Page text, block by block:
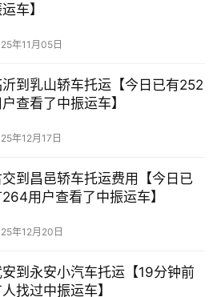
车】
年11月05日
沂到乳山轿车托运【今日已有252
户查看了中振运车】
年12月17日
交到昌邑轿车托运费用【今日已
264用户查看了中振运车】
年12月20日
安到永安小汽车托运【19分钟前
找过中振运车】